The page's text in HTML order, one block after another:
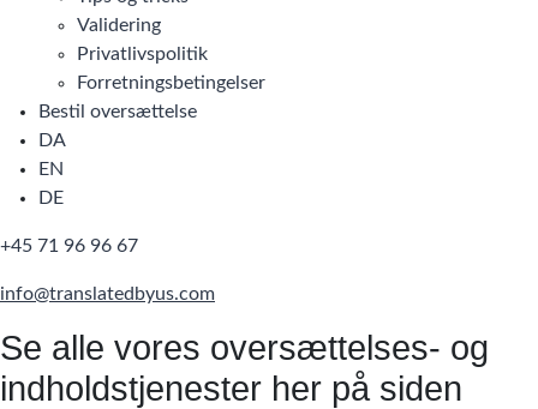
Validering
Privatlivspolitik
Forretningsbetingelser
Bestil oversættelse
DA
EN
DE
+45 71 96 96 67
info@translatedbyus.com
Se alle vores oversættelses- og
indholdstjenester her på siden